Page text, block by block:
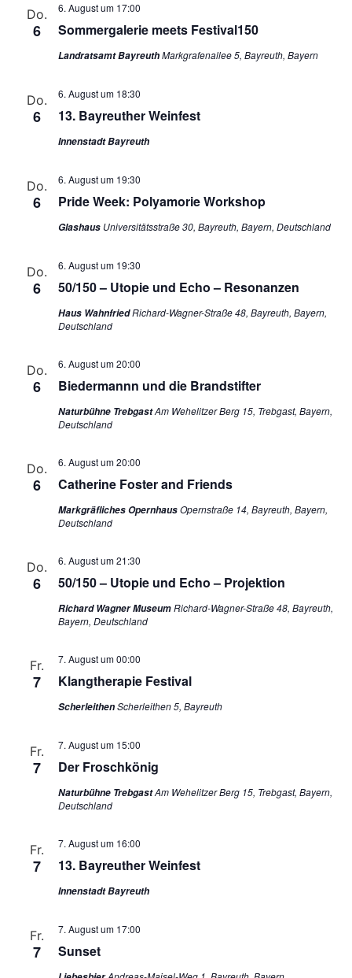
Do.
6 Sommergalerie meets Festival150
6. August um 17:00
Landratsamt BayreuthMarkgrafenallee 5, Bayreuth, Bayern
Do.
6 13. Bayreuther Weinfest
6. August um 18:30
Innenstadt Bayreuth
Do.
6 Pride Week: Polyamorie Workshop
6. August um 19:30
Glashaus Universitätsstraße 30, Bayreuth, Bayern, Deutschland
Do.
6 50/150 – Utopie und Echo – Resonanzen
6. August um 19:30
Haus WahnfriedRichard-Wagner-Straße 48, Bayreuth, Bayern,
Deutschland
Do.
6 Biedermannn und die Brandstifter
6. August um 20:00
Naturbühne TrebgastAm Wehelitzer Berg 15, Trebgast, Bayern,
Deutschland
Do.
6 Catherine Foster and Friends
6. August um 20:00
Markgräfliches OpernhausOpernstraße 14, Bayreuth, Bayern,
Deutschland
Do.
6 50/150 – Utopie und Echo – Projektion
6. August um 21:30
Richard Wagner MuseumRichard-Wagner-Straße 48, Bayreuth,
Bayern, Deutschland
Fr.
7 Klangtherapie Festival
7. August um 00:00
ScherleithenScherleithen 5, Bayreuth
Fr.
7 Der Froschkönig
7. August um 15:00
Naturbühne TrebgastAm Wehelitzer Berg 15, Trebgast, Bayern,
Deutschland
Fr.
7 13. Bayreuther Weinfest
7. August um 16:00
Innenstadt Bayreuth
Fr.
7 Sunset
7. August um 17:00